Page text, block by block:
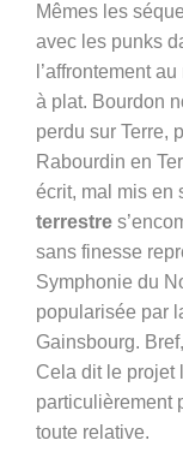
Mêmes les
avec les punks
l’affrontement
à plat. Bourdon
perdu sur Terre,
Rabourdin en
écrit, mal mis en
terrestre
sans finesse
Symphonie du
popularisée par
Gainsbourg.
Cela dit le projet
particulièrement
toute relative.